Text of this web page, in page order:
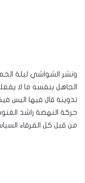
الجاهل بنفسه ما لا
تدوينة قال فيها اليس
حركة النهضة راشد
من قبل كل الفرقاء